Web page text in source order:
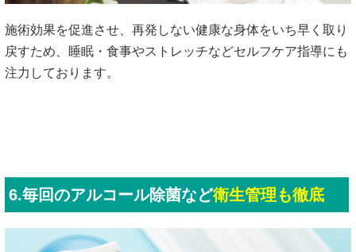
施術効果を促進させ、再発しない健康な身体をいち早く取り
戻すため、睡眠・食事やストレッチなどセルフケア指導にも
注力しております。
6.毎回のアルコール除菌など衛生管理も徹底